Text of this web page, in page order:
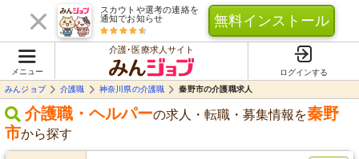
スカウトや選考の連絡を
通知でお知らせ
無料インストール
メニュー
介護･医療求人サイト
ログインする
みんジョブ
介護職 神奈川県の介護職 秦野市の介護職求人
介護職・ヘルパーの求人・転職・募集情報を秦野
市から探す